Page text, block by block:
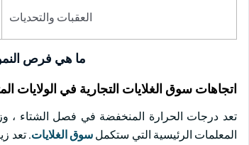
العقبات والتحديات
ما هي فرص
اتجاهات سوق الغلايات التجارية في الولايات
تعد درجات الحرارة المنخفضة في فصل الشتاء ،
المعلمات الرئيسية التي ستكملسوق الغلايات. تعد